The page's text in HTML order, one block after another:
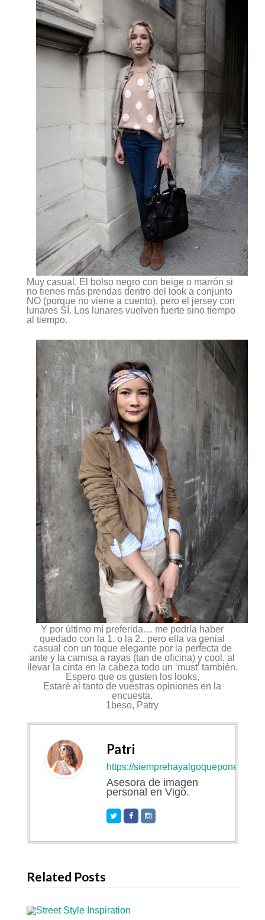
Muy casual. El bolso negro con beige o marrón si
no tienes más prendas dentro del look a conjunto
NO(porque no viene a cuento), pero el jersey con
lunares SÍ . Los lunares vuelven fuerte sino tiempo
al tiempo.
Y por último mí preferida… me podría haber
quedado con la 1. o la 2., pero ella va genial
casual con un toque elegante por la perfecta de
ante y la camisa a rayas (tan de oficina) y cool, al
llevar la cinta en la cabeza todo un ‘must’ también.
Espero que os gusten los looks,
Estaré al tanto de vuestras opiniones en la
encuesta.
1beso, Patry
Patri
https://
Asesora de imagen
personal en Vigo.
Related Posts